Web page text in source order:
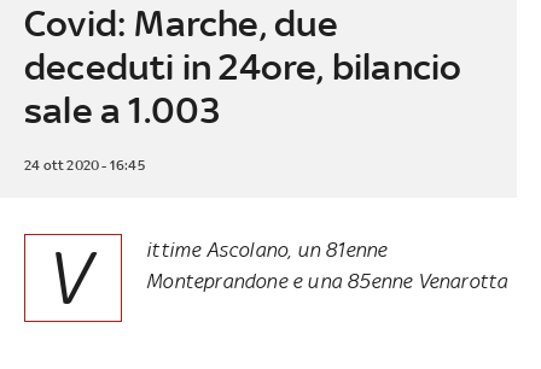
Covid: Marche, due
deceduti in 24ore, bilancio
sale a 1.003
24 ott 2020 - 16:45
V
ittime Ascolano, un 81enne
Monteprandone e una 85enne Venarotta